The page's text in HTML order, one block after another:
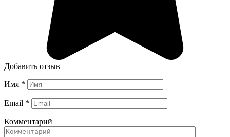
Добавить отзыв
Имя *
Email *
Комментарий